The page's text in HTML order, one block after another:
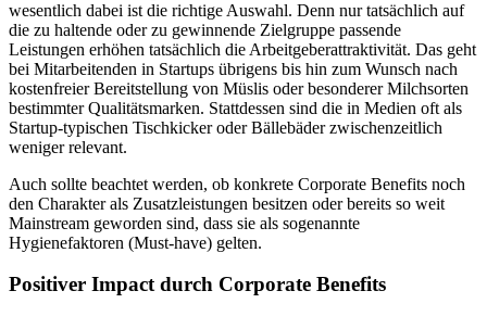
wesentlich dabei ist die richtige Auswahl. Denn nur tatsächlich auf
die zu haltende oder zu gewinnende Zielgruppe passende
Leistungen erhöhen tatsächlich die Arbeitgeberattraktivität. Das geht
bei Mitarbeitenden in Startups übrigens bis hin zum Wunsch nach
kostenfreier Bereitstellung von Müslis oder besonderer Milchsorten
bestimmter Qualitätsmarken. Stattdessen sind die in Medien oft als
Startup-typischen Tischkicker oder Bällebäder zwischenzeitlich
weniger relevant.
Auch sollte beachtet werden, ob konkrete Corporate Benefits noch
den Charakter als Zusatzleistungen besitzen oder bereits so weit
Mainstream geworden sind, dass sie als sogenannte
Hygienefaktoren (Must-have) gelten.
Positiver Impact durch Corporate Benefits